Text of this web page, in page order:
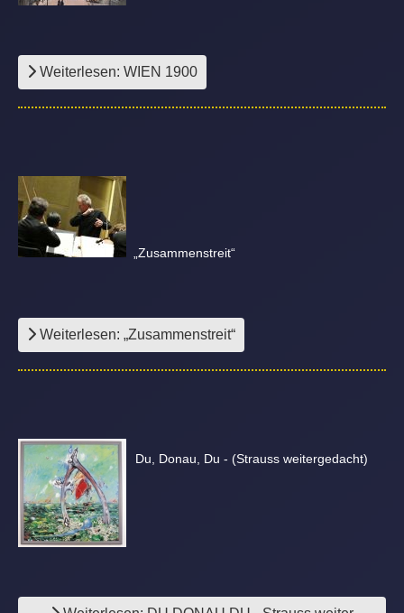
Weiterlesen: WIEN 1900
„Zusammenstreit“
Weiterlesen: „Zusammenstreit“
Du, Donau, Du - (Strauss weitergedacht)